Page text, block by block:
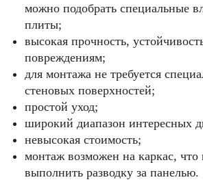
можно подобрать специальные
плиты;
высокая прочность,
повреждениям;
для монтажа не требуется
стеновых поверхностей;
простой уход;
широкий диапазон интересных
невысокая стоимость;
монтаж возможен на каркас, что
выполнить разводку за панелью.